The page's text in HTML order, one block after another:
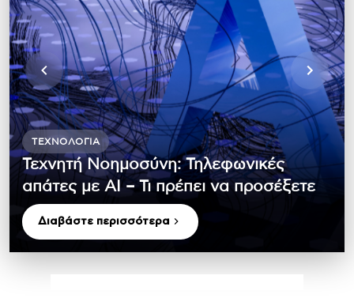
ΤΕΧΝΟΛΟΓΊΑ
Τεχνητή Νοημοσύνη: Τηλεφωνικές
απάτες με ΑΙ – Τι πρέπει να προσέξετε
Διαβάστε περισσότερα